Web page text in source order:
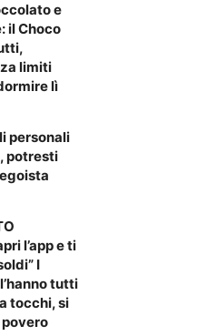
e
il Choco
limiti
lì
personali
potresti
l’app e ti
I
tutti
tocchi, si